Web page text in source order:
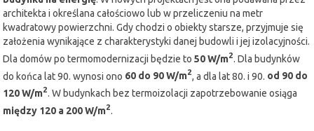
architekta i określana całościowo lub w przeliczeniu na metr
kwadratowy powierzchni. Gdy chodzi o obiekty starsze, przyjmuje się
założenia wynikające z charakterystyki danej budowli i jej izolacyjności.
Dla domów po termomodernizacji będzie to50 W/m2. Dla budynków
do końca lat 90. wynosi ono 60 do 90 W/m2, a dla lat 80. i 90. od 90 do
120 W/m2. W budynkach bez termoizolacji zapotrzebowanie osiąga
między 120 a 200 W/m2.